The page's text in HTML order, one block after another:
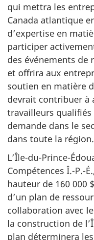
qui mettra les
Canada atlantique
d’expertise en
participer
des événements
et offrira aux
soutien en matière
devrait contribuer à
travailleurs
demande dans le
dans toute la région.
L’Île-du-Prince-
Compétences Î.-P.-
hauteur de 160 000
d’un plan de
collaboration avec
la construction de
plan déterminera